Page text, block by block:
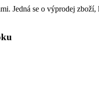
Jedná se o výprodej